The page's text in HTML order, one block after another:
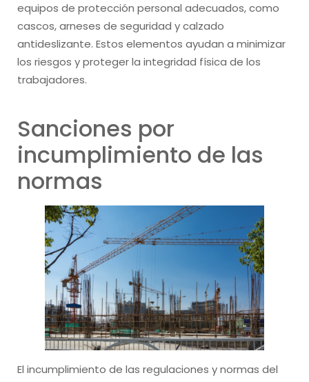
equipos de protección personal adecuados, como
cascos, arneses de seguridad y calzado
antideslizante. Estos elementos ayudan a minimizar
los riesgos y proteger la integridad física de los
trabajadores.
Sanciones por
incumplimiento de las
normas
El incumplimiento de las regulaciones y normas del